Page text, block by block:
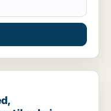
eller garage til